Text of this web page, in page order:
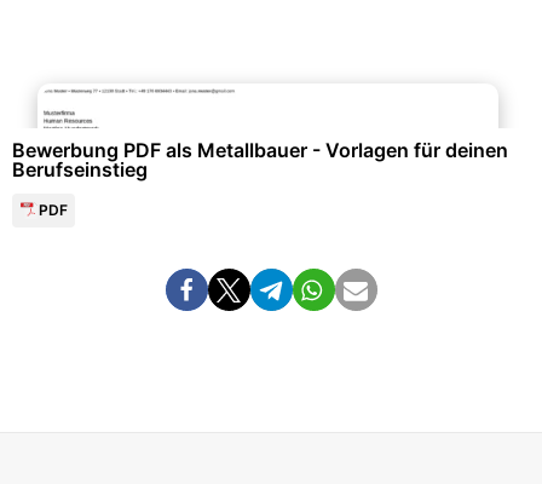
Bewerbung PDF als Metallbauer - Vorlagen für deinen
Berufseinstieg
PDF